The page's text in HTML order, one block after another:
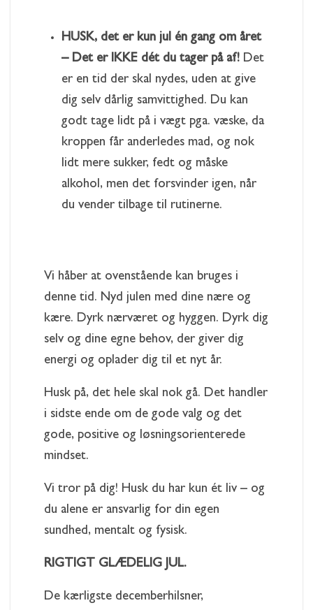
HUSK, det er kun jul én gang om året
– Det er IKKE dét du tager på af!Det
er en tid der skal nydes, uden at give
dig selv dårlig samvittighed. Du kan
godt tage lidt på i vægt pga. væske, da
kroppen får anderledes mad, og nok
lidt mere sukker, fedt og måske
alkohol, men det forsvinder igen, når
du vender tilbage til rutinerne.
Vi håber at ovenstående kan bruges i
denne tid. Nyd julen med dine nære og
kære. Dyrk nærværet og hyggen. Dyrk dig
selv og dine egne behov, der giver dig
energi og oplader dig til et nyt år.
Husk på, det hele skal nok gå. Det handler
i sidste ende om de gode valg og det
gode, positive og løsningsorienterede
mindset.
Vi tror på dig! Husk du har kun ét liv – og
du alene er ansvarlig for din egen
sundhed, mentalt og fysisk.
RIGTIGT GLÆDELIG JUL.
De kærligste decemberhilsner,